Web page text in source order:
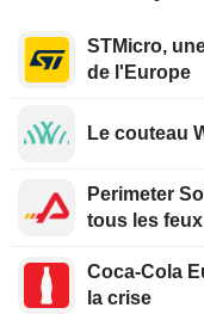
STMicro,
de l'Europe
Le couteau
Perimeter
tous les feux
Coca-Cola
la crise